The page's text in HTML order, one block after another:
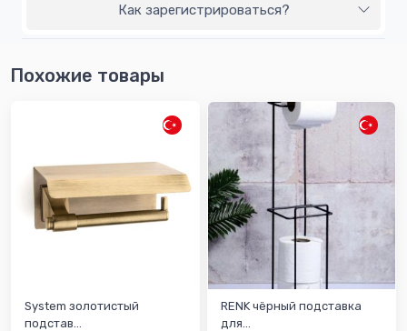
Как зарегистрироваться?
Похожие товары
System золотистый
подстав...
RENK чёрный подставка
для...